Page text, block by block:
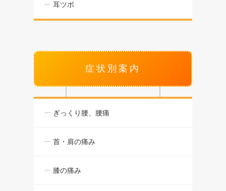
耳ツボ
症状別案内
ぎっくり腰、腰痛
首・肩の痛み
膝の痛み